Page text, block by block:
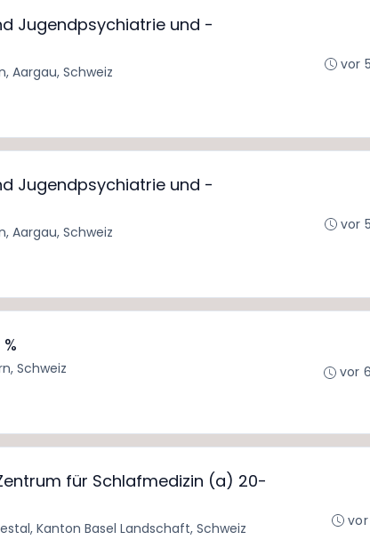
Jugendpsychiatrie und -
Aargau, Schweiz
vor
Jugendpsychiatrie und -
Aargau, Schweiz
vor
Schweiz
vor
für Schlafmedizin (a) 20-
Kanton Basel Landschaft, Schweiz
vor